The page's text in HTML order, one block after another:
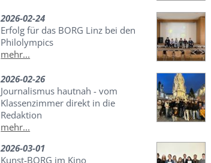
2026-02-24
Erfolg für das BORG Linz bei den
Philolympics
mehr...
2026-02-26
Journalismus hautnah - vom
Klassenzimmer direkt in die
Redaktion
mehr...
2026-03-01
Kunst-BORG im Kino